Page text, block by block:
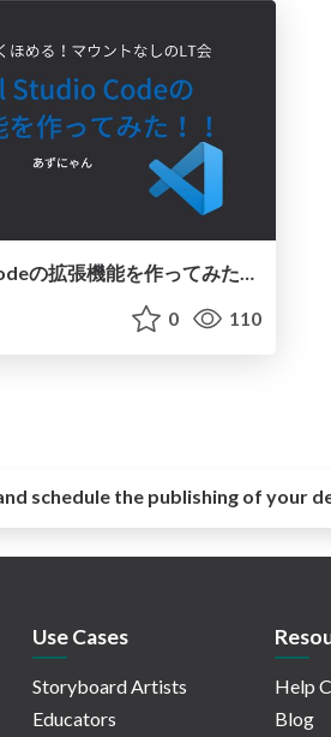
VisualStudioCodeの拡張機能を作ってみた！
0 110
schedule the publishing of your
Use Cases
Storyboard Artists
Educators
Help
Blog